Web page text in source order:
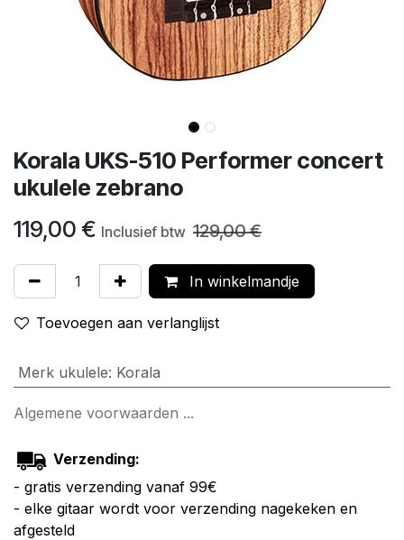
Korala UKS-510 Performer concert
ukulele zebrano
119,00 € Inclusief btw 129,00€
In winkelmandje
Toevoegen aan verlanglijst
Merk ukulele: Korala
Algemene voorwaarden ...
Verzending:
- gratis verzending vanaf 99€
- elke gitaar wordt voor verzending nagekeken en
afgesteld